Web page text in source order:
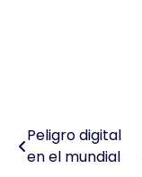
Navegación
Peligro digital
en el mundial